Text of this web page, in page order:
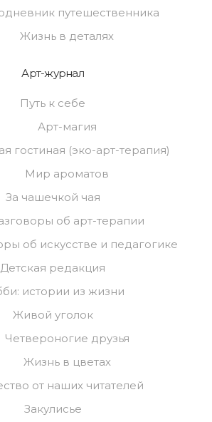
путешественника
Жизнь в деталях
Арт-журнал
Путь к себе
Арт-магия
гостиная (эко-арт-терапия)
Мир ароматов
За чашечкой чая
об арт-терапии
об искусстве и педагогике
Детская редакция
истории из жизни
Живой уголок
Четвероногие друзья
Жизнь в цветах
от наших читателей
Закулисье